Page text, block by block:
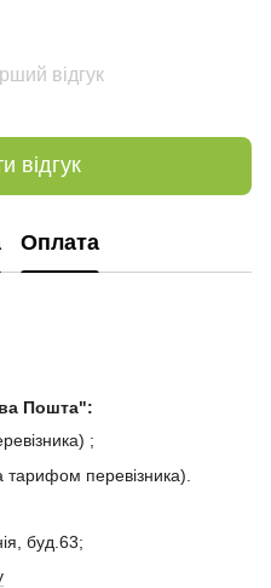
відгук
відгук
Оплата
Пошта":
;
перевізника).
буд.63;